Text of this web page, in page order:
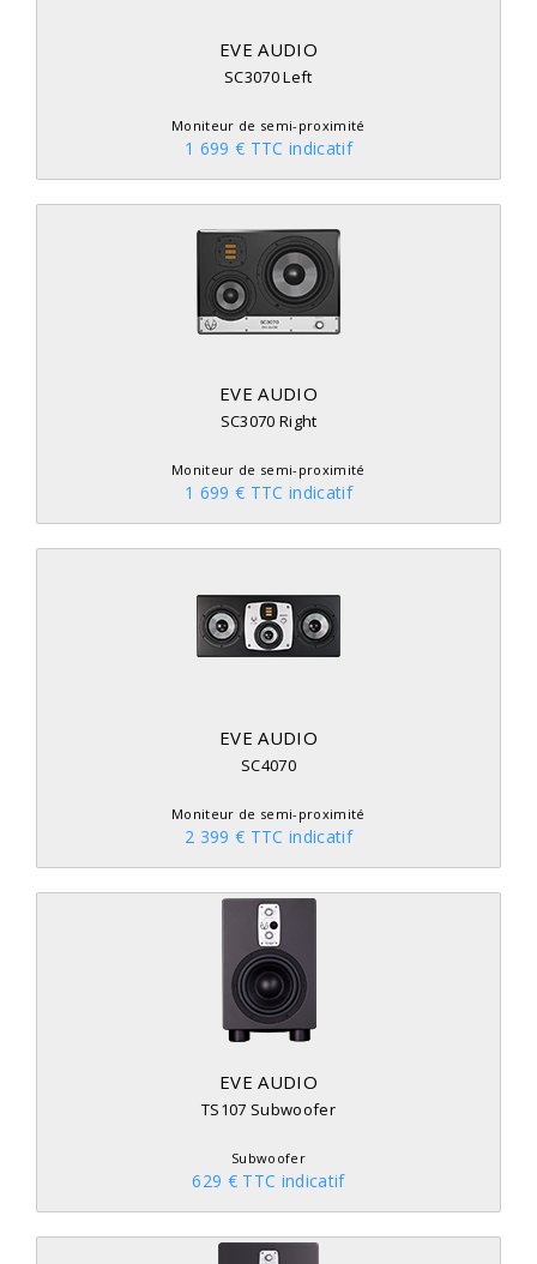
EVE AUDIO
SC3070 Left
Moniteur de semi-proximité
1 699 € TTC indicatif
EVE AUDIO
SC3070 Right
Moniteur de semi-proximité
1 699 € TTC indicatif
EVE AUDIO
SC4070
Moniteur de semi-proximité
2 399 € TTC indicatif
EVE AUDIO
TS107 Subwoofer
Subwoofer
629 € TTC indicatif